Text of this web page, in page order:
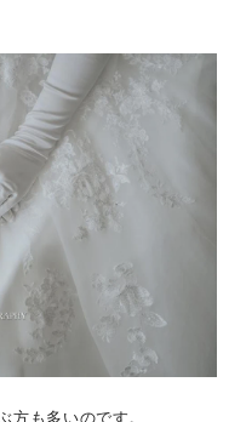
方も多いのです。